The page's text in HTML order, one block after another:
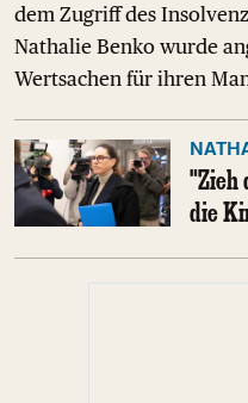
dem Zugriff des
Nathalie Benko wurde
Wertsachen für ihren
"Zieh
die